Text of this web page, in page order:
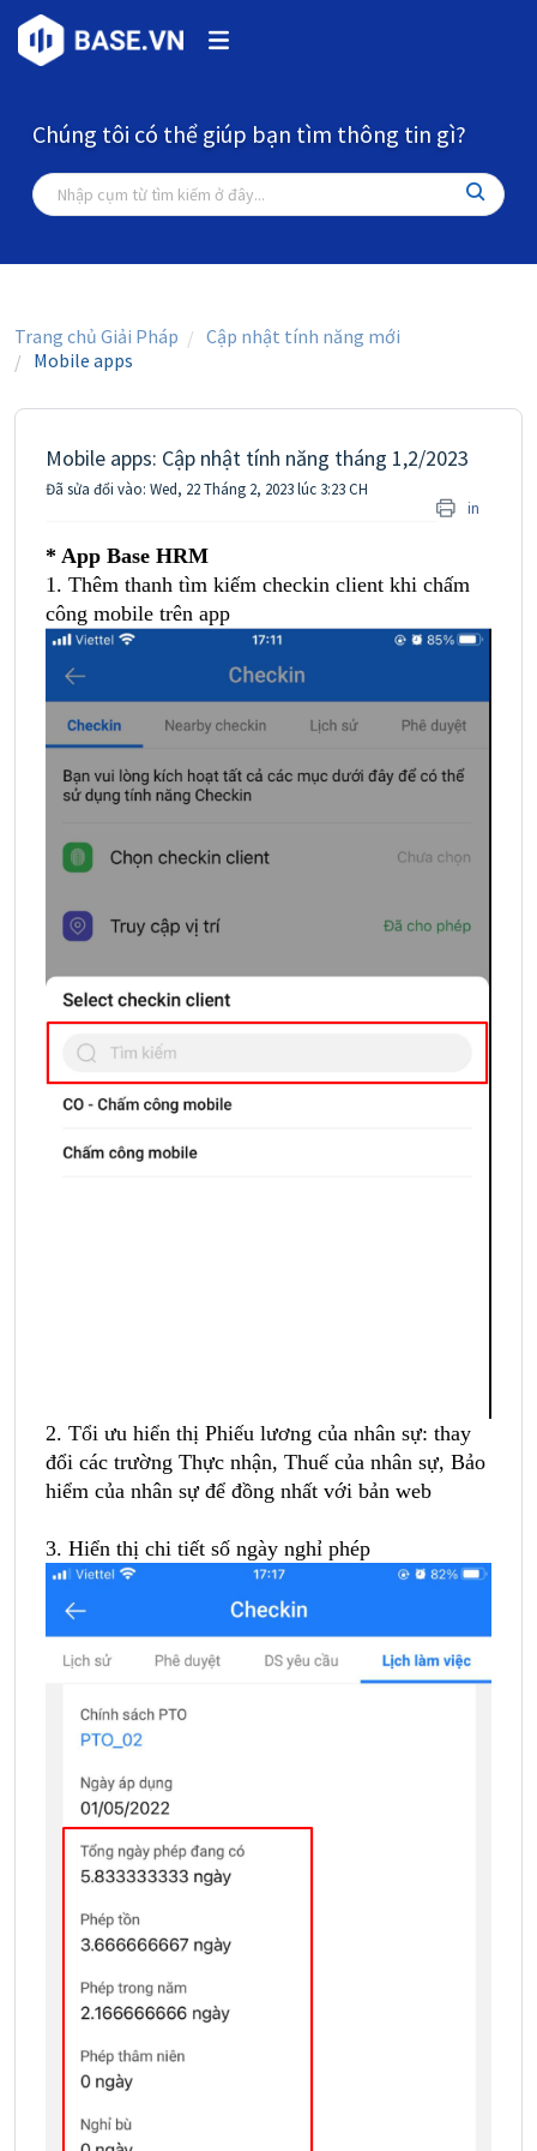
Chúng tôi có thể giúp bạn tìm thông tin gì?
Trang chủ Giải Pháp
Cập nhật tính năng mới
Mobile apps
Mobile apps: Cập nhật tính năng tháng 1,2/2023
in
Đã sửa đổi vào: Wed, 22 Tháng 2, 2023 lúc 3:23 CH
* App Base HRM
1. Thêm thanh tìm kiếm checkin client khi chấm
công mobile trên app
2. Tổi ưu hiển thị Phiếu lương của nhân sự: thay
đổi các trường Thực nhận, Thuế của nhân sự, Bảo
hiểm của nhân sự để đồng nhất với bản web
3. Hiển thị chi tiết số ngày nghỉ phép